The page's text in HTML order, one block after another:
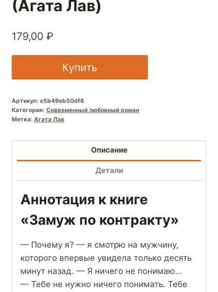
(Агата Лав)
179,00 ₽
Купить
Артикул: e5b49eb50df6
Категория: Современный любовный роман
Метка: Агата Лав
Описание
Детали
Аннотация к книге
«Замуж по контракту»
— Почему я? — я смотрю на мужчину,
которого впервые увидела только десять
минут назад. — Я ничего не понимаю…
— Тебе не нужно ничего понимать. Тебе